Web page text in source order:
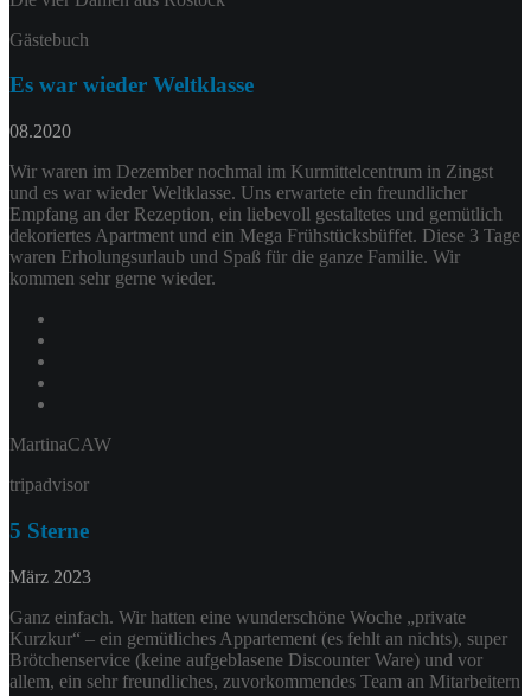
Gästebuch
Es war wieder Weltklasse
08.2020
Wir waren im Dezember nochmal im Kurmittelcentrum in Zingst
und es war wieder Weltklasse. Uns erwartete ein freundlicher
Empfang an der Rezeption, ein liebevoll gestaltetes und gemütlich
dekoriertes Apartment und ein Mega Frühstücksbüffet. Diese 3 Tage
waren Erholungsurlaub und Spaß für die ganze Familie. Wir
kommen sehr gerne wieder.
MartinaCAW
tripadvisor
5 Sterne
März 2023
Ganz einfach. Wir hatten eine wunderschöne Woche „private
Kurzkur“ – ein gemütliches Appartement (es fehlt an nichts), super
Brötchenservice (keine aufgeblasene Discounter Ware) und vor
allem, ein sehr freundliches, zuvorkommendes Team an Mitarbeitern